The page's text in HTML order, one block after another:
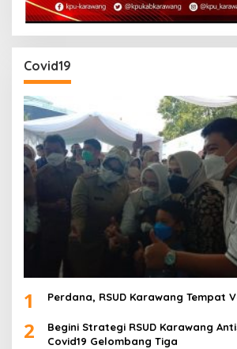
Covid19
1 Perdana, RSUD Karawang Tempat
2
Begini Strategi RSUD Karawang
Covid19 Gelombang Tiga